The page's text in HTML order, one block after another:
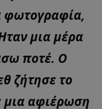
φωτογραφία,
μια μέρα
ποτέ. Ο
ζήτησε το
αφιέρωση